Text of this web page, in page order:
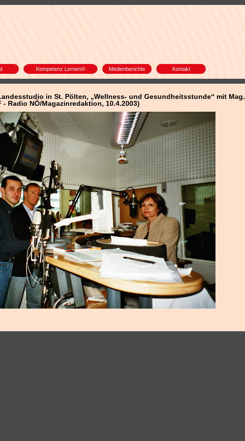
Kompetenz Lernen® Medienberichte Kontakt
in St. Pölten, „Wellness- und Gesundheitsstunde“ mit Mag.
Radio NÖ/Magazinredaktion, 10.4.2003)